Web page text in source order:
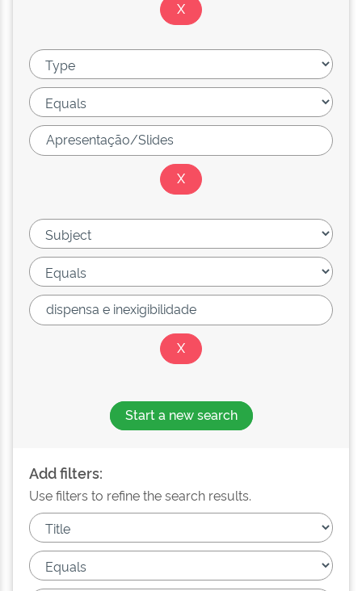
Start a new search
Add filters:
Use filters to refine the search results.